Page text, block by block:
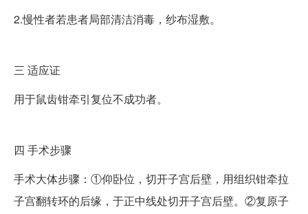
2.慢性者若患者局部清洁消毒，纱布湿敷。
三 适应证
用于鼠齿钳牵引复位不成功者。
四 手术步骤
手术大体步骤：①仰卧位，切开子宫后壁，用组织钳牵拉
子宫翻转环的后缘，于正中线处切开子宫后壁。②复原子